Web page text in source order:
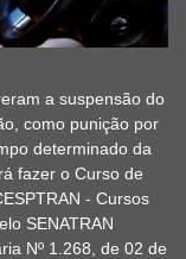
a suspensão do
como punição por
determinado da
fazer o Curso de
- Cursos
SENATRAN
Nº 1.268, de 02 de